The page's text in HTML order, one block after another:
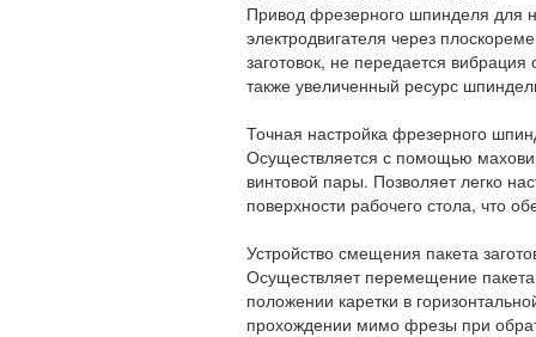
Привод фрезерного шпинделя для
электродвигателя через
заготовок, не передается
также увеличенный ресурс
Точная настройка фрезерного
Осуществляется с помощью
винтовой пары. Позволяет легко
поверхности рабочего стола, что
Устройство смещения пакета
Осуществляет перемещение
положении каретки в
прохождении мимо фрезы при